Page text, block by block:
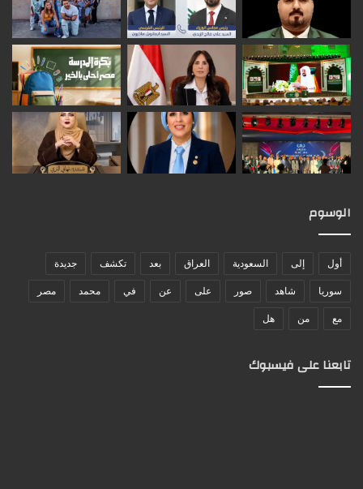
الوسوم
أول إلى السعودية العراق بعد تكشف جديدة
سوريا شاهد صور على عن في محمد مصر
مع من هل
تابعنا على فيسبوك